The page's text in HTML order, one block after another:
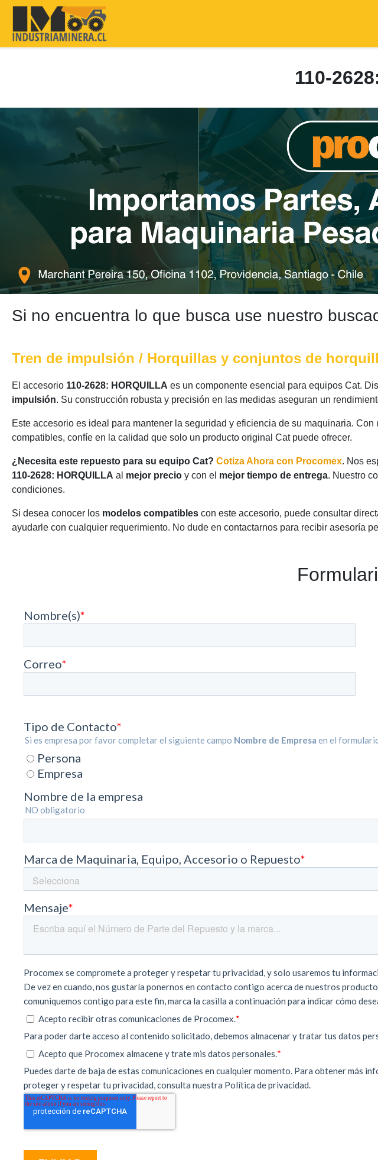
110-
Si no encuentra lo que busca use nuestro
Tren de impulsión / Horquillas y conjuntos de
El accesorio 110-2628: HORQUILLA es un componente esencial para equipos Cat.
impulsión. Su construcción robusta y precisión en las medidas aseguran un
Este accesorio es ideal para mantener la seguridad y eficiencia de su maquinaria.
compatibles, confíe en la calidad que solo un producto original Cat puede ofrecer.
¿Necesita este repuesto para su equipo Cat? Cotiza Ahora con Procomex. Nos
110-2628: HORQUILLA al mejor precio y con el mejor tiempo de entrega. Nuestro
condiciones.
Si desea conocer los modelos compatibles con este accesorio, puede consultar
ayudarle con cualquier requerimiento. No dude en contactarnos para recibir asesoría